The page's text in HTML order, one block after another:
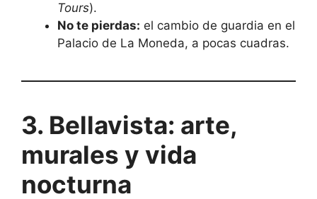
Tours).
No te pierdas: el cambio de guardia en el
Palacio de La Moneda, a pocas cuadras.
3. Bellavista: arte,
murales y vida
nocturna